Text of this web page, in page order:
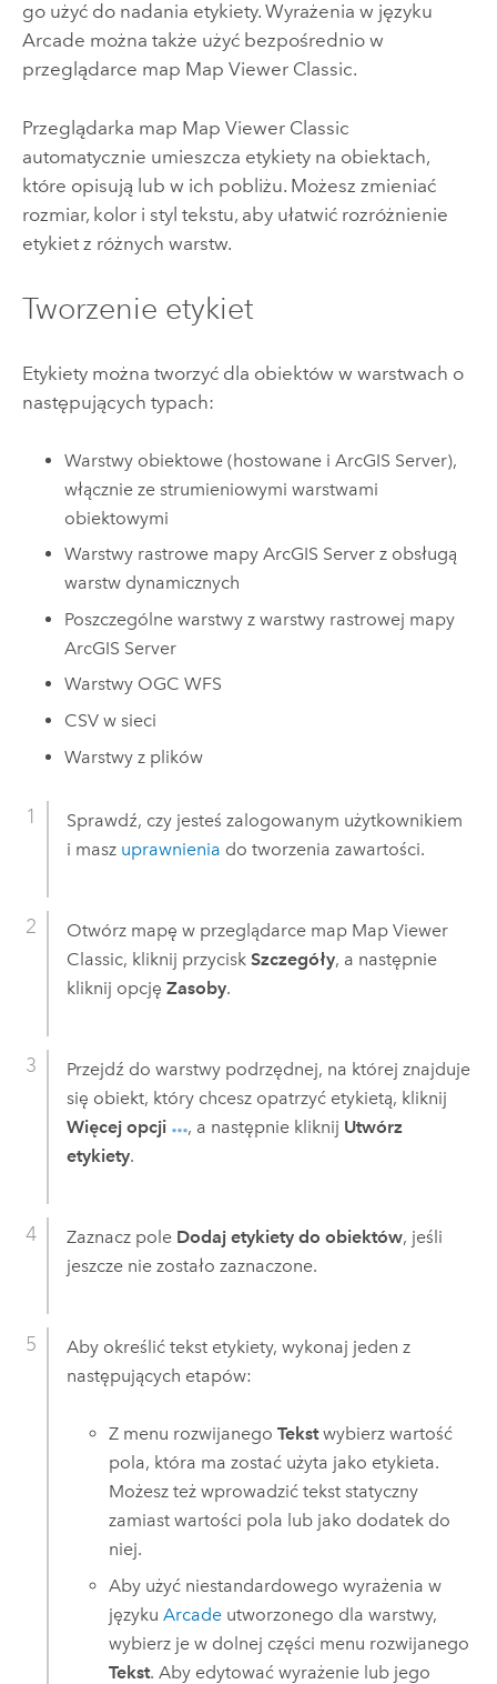
go użyć do nadania etykiety. Wyrażenia w języku
Arcade można także użyć bezpośrednio w
przeglądarce map Map Viewer Classic.
Przeglądarka map Map Viewer Classic
automatycznie umieszcza etykiety na obiektach,
które opisują lub w ich pobliżu. Możesz zmieniać
rozmiar, kolor i styl tekstu, aby ułatwić rozróżnienie
etykiet z różnych warstw.
Tworzenie etykiet
Etykiety można tworzyć dla obiektów w warstwach o
następujących typach:
Warstwy obiektowe (hostowane iArcGIS Server),
włącznie ze strumieniowymi warstwami
obiektowymi
Warstwy rastrowe mapyArcGIS Server z obsługą
warstw dynamicznych
Poszczególne warstwy z warstwy rastrowej mapy
ArcGIS Server
Warstwy OGC WFS
CSV w sieci
Warstwy z plików
Sprawdź, czy jesteś zalogowanym użytkownikiem
i masz uprawnienia do tworzenia zawartości.
Otwórz mapę w przeglądarce map Map Viewer
Classic, kliknij przycisk Szczegóły, a następnie
kliknij opcję Zasoby.
Przejdź do warstwy podrzędnej, na której znajduje
się obiekt, który chcesz opatrzyć etykietą, kliknij
Więcej opcji
, a następnie kliknij Utwórz
etykiety.
Zaznacz pole Dodaj etykiety do obiektów, jeśli
jeszcze nie zostało zaznaczone.
Aby określić tekst etykiety, wykonaj jeden z
następujących etapów:
Z menu rozwijanegoTekstwybierz wartość
pola, która ma zostać użyta jako etykieta.
Możesz też wprowadzić tekst statyczny
zamiast wartości pola lub jako dodatek do
niej.
Aby użyć niestandardowego wyrażenia w
językuArcade utworzonego dla warstwy,
wybierz je w dolnej części menu rozwijanego
Tekst. Aby edytować wyrażenie lub jego